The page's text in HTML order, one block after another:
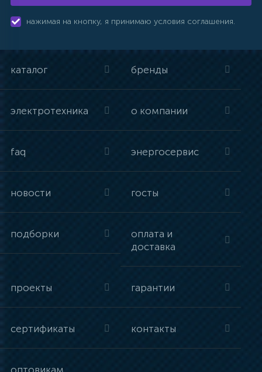
нажимая на кнопку, я принимаю условия соглашения.
каталог бренды
электротехника о компании
faq энергосервис
новости госты
подборки
оплата и
доставка
проекты гарантии
сертификаты контакты
оптовикам